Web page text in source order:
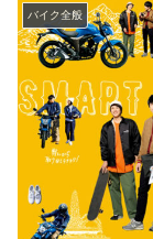
バイク全般